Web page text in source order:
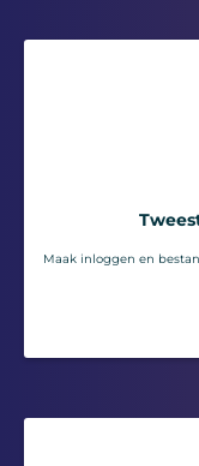
Maak inloggen en